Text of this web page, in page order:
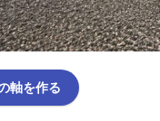
軸を作る